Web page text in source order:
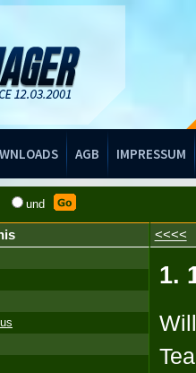
AGB IMPRESSUM
und
<<<<
1.